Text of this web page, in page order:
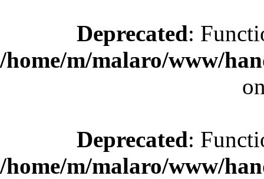
Deprecated:
/home/m/malaro/www/
Deprecated:
/home/m/malaro/www/